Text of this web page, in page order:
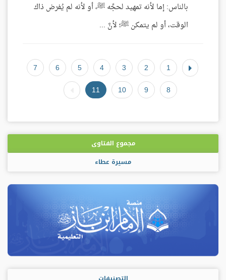
بالناس: إما لأنه تمهيد لحجِّه ﷺ، أو لأنه لم يُفرض ذاك
الوقت، أو لم يتمكن ﷺ؛ لأنَّ ...
1
2
3
4
5
6
7
8
9
10
11
مجموع الفتاوى
مسيرة عطاء